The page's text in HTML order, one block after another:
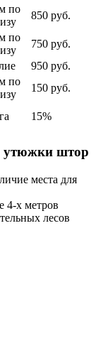
по
850 руб.
по
750 руб.
950 руб.
по
150 руб.
15%
утюжки штор
места для
4-х метров
лесов